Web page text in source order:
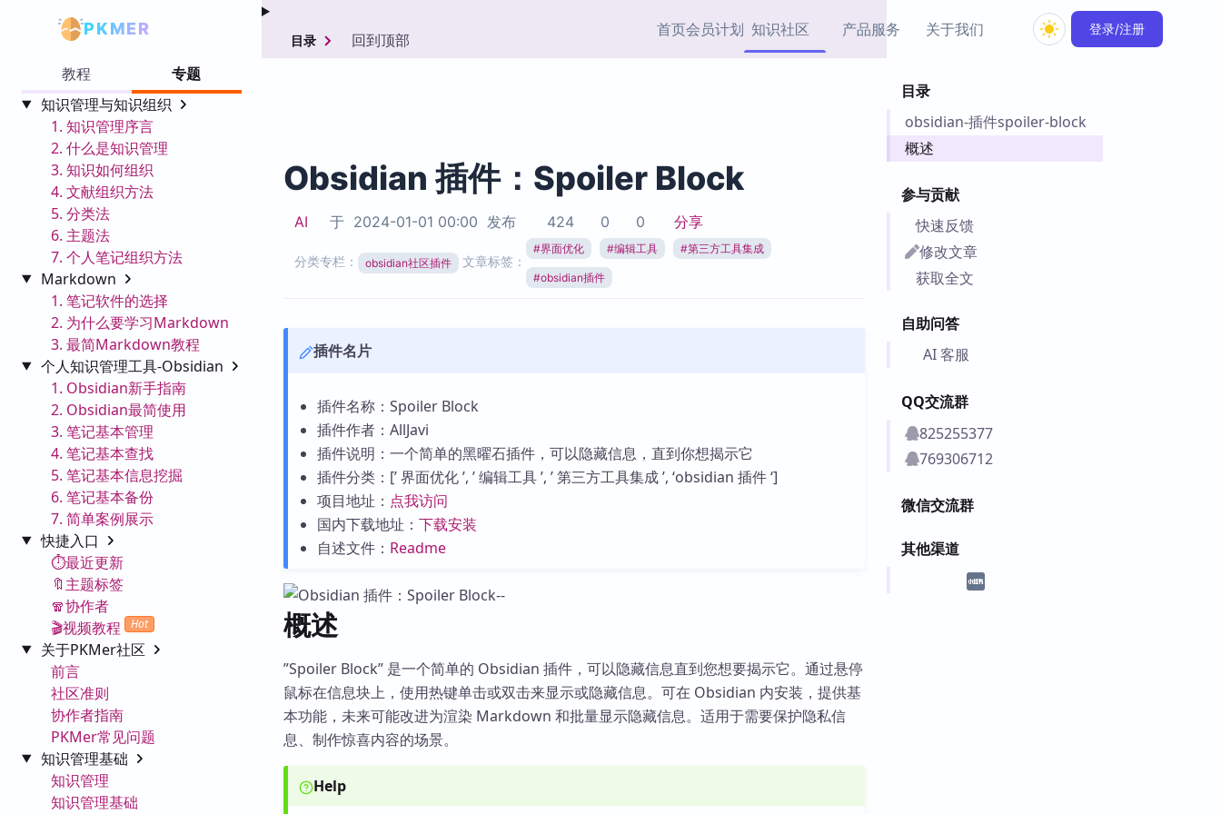
PKMER 首页会员计划 知识社区
协作者
热门链接Top5
产品服务
载
加速访问 Obsidian 官方
市场
Zotero 插件
Obsidian 思维导图插件
Zettelkasten 实践示例
Obsidian 教程
关于我们 登录/注册
教程
专题
知识管理与知识组织
1. 知识管理序言
2. 什么是知识管理
3. 知识如何组织
4. 文献组织方法
5. 分类法
6. 主题法
7. 个人笔记组织方法
Markdown
1. 笔记软件的选择
2. 为什么要学习Markdown
3. 最简Markdown教程
个人知识管理工具-Obsidian
1. Obsidian新手指南
2. Obsidian最简使用
3. 笔记基本管理
4. 笔记基本查找
5. 笔记基本信息挖掘
6. 笔记基本备份
7. 简单案例展示
快捷入口
⏱️最近更新
🔖主题标签
🧣协作者
🎬视频教程
Hot
关于PKMer社区
前言
社区准则
协作者指南
PKMer常见问题
知识管理基础
知识管理
知识管理基础
目录
obsidian-插件spoiler-block
概述
参与贡献
快速反馈
修改文章
获取全文
自助问答
AI 客服
QQ交流群
825255377
769306712
微信交流群
其他渠道
目录 回到顶部
Obsidian 插件：Spoiler Block
AI 于 2024-01-01 00:00 发布 424 0 0 分享
分类专栏： obsidian社区插件 文章标签：
#界面优化 #编辑工具 #第三方工具集成
#obsidian插件
插件名片
插件名称：Spoiler Block
插件作者：AllJavi
插件说明：一个简单的黑曜石插件，可以隐藏信息，直到你想揭示它
插件分类：[’ 界面优化 ’, ’ 编辑工具 ’, ’ 第三方工具集成 ’, ‘obsidian 插件 ‘]
项目地址： 点我访问
国内下载地址： 下载安装
自述文件： Readme
概述
”Spoiler Block” 是一个简单的 Obsidian 插件，可以隐藏信息直到您想要揭示它。通过悬停
鼠标在信息块上，使用热键单击或双击来显示或隐藏信息。可在 Obsidian 内安装，提供基
本功能，未来可能改进为渲染 Markdown 和批量显示隐藏信息。适用于需要保护隐私信
息、制作惊喜内容的场景。
Help